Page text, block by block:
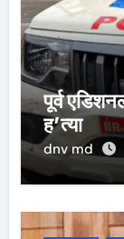
पूर्व
ह’त्या
dnv md